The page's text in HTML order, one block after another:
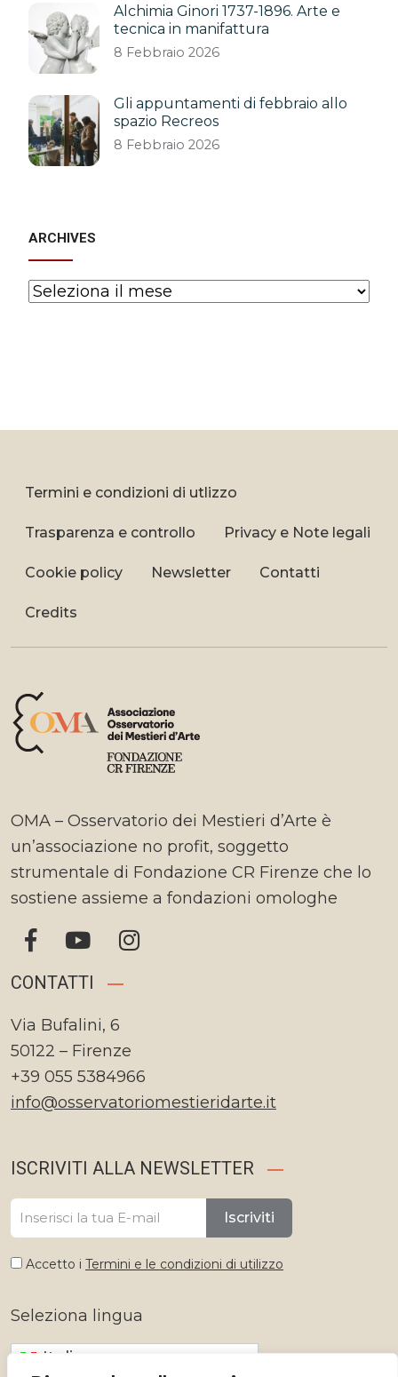
Alchimia Ginori 1737-1896. Arte e
tecnica in manifattura
8 Febbraio 2026
Gli appuntamenti di febbraio allo
spazio Recreos
8 Febbraio 2026
ARCHIVES
Archives
Termini e condizioni di utlizzo
Trasparenza e controllo Privacy e Note legali
Cookie policy Newsletter Contatti
Credits
OMA – Osservatorio dei Mestieri d’Arte è
un’associazione no profit, soggetto
strumentale di Fondazione CR Firenze che lo
sostiene assieme a fondazioni omologhe
CONTATTI
Via Bufalini, 6
50122 – Firenze
+39 055 5384966
info@osservatoriomestieridarte.it
ISCRIVITI ALLA NEWSLETTER
Iscriviti
Accetto i Termini e le condizioni di utilizzo
Seleziona lingua
Italiano